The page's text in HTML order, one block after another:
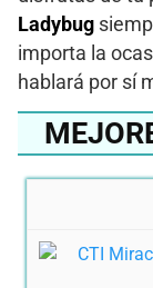
Ladybug
importa la
hablará por sí